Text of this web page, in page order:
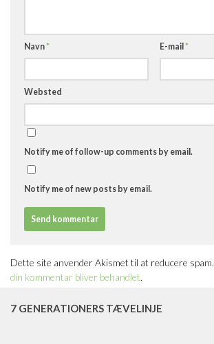
Navn* E-mail*
Websted
Notify me of follow-up comments by email.
Notify me of new posts by email.
Dette site anvender Akismet til at reducere spam.
din kommentar bliver behandlet.
7 GENERATIONERS TÆVELINJE